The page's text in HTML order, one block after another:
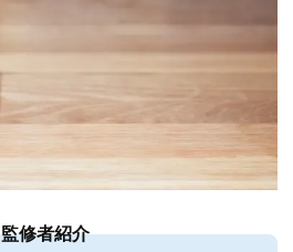
監修者紹介